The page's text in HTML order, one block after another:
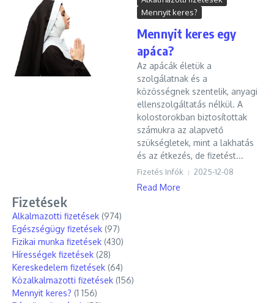
Mennyit keres?
Mennyit keres egy
apáca?
Az apácák életük a
szolgálatnak és a
közösségnek szentelik, anyagi
ellenszolgáltatás nélkül. A
kolostorokban biztosítottak
számukra az alapvető
szükségletek, mint a lakhatás
és az étkezés, de fizetést...
Fizetés Infók 2025-12-08
Read More
Fizetések
Alkalmazotti fizetések (974)
Egészségügy fizetések (97)
Fizikai munka fizetések (430)
Hírességek fizetések (28)
Kereskedelem fizetések (64)
Közalkalmazotti fizetések (156)
Mennyit keres? (1 156)